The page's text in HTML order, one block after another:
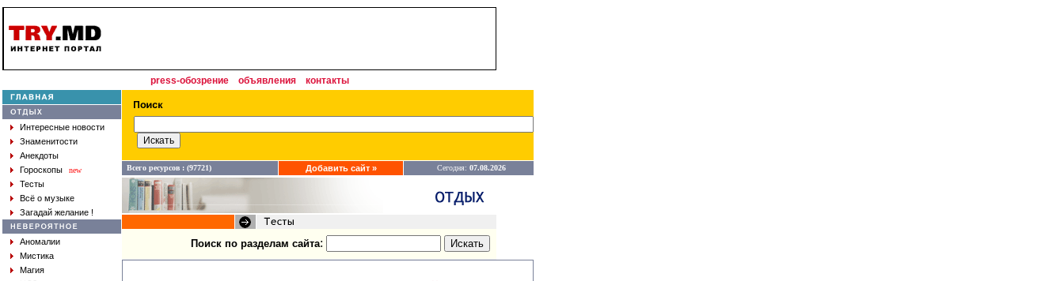
press-обозрение объявления контакты
Интересные новости
Знаменитости
Анекдоты
Гороскопы
new
Тесты
Всё о музыке
Загадай желание !
Аномалии
Мистика
Магия
Всего ресурсов : (97721) Добавить сайт » Сегодня: 07.08.2026
Поиск по разделам сайта: